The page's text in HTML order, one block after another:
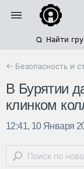
Найти
← Безопасность и
В Бурятии
клинком
12:41, 10 Января